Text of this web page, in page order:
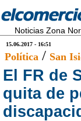
Noticias Zona
15.06.2017 - 16:51
Política / San
El FR de
quita de